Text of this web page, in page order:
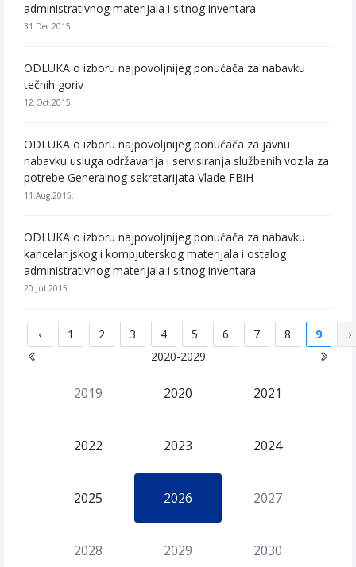
administrativnog materijala i sitnog inventara
31.Dec.2015.
ODLUKA o izboru najpovoljnijeg ponućača za nabavku
tečnih goriv
12.Oct.2015.
ODLUKA o izboru najpovoljnijeg ponućača za javnu
nabavku usluga održavanja i servisiranja službenih vozila za
potrebe Generalnog sekretarijata Vlade FBiH
11.Aug.2015.
ODLUKA o izboru najpovoljnijeg ponućača za nabavku
kancelarijskog i kompjuterskog materijala i ostalog
administrativnog materijala i sitnog inventara
20.Jul.2015.
‹ 1 2 3 4 5 6 7 8 9
›
2020-2029
2019 2020 2021
2022 2023 2024
2025 2026 2027
2028 2029 2030